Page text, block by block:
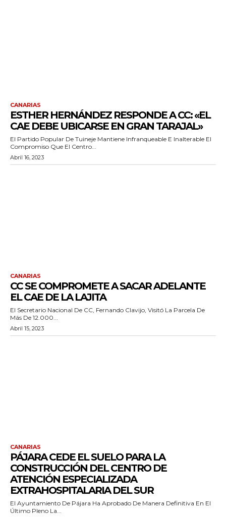
CANARIAS
ESTHER HERNÁNDEZ RESPONDE A CC: «EL
CAE DEBE UBICARSE EN GRAN TARAJAL»
El Partido Popular De Tuineje Mantiene Infranqueable E Inalterable El
Compromiso Que El Centro...
Abril 16, 2023
CANARIAS
CC SE COMPROMETE A SACAR ADELANTE
EL CAE DE LA LAJITA
El Secretario Nacional De CC, Fernando Clavijo, Visitó La Parcela De
Más De 12.000...
Abril 15, 2023
CANARIAS
PÁJARA CEDE EL SUELO PARA LA
CONSTRUCCIÓN DEL CENTRO DE
ATENCIÓN ESPECIALIZADA
EXTRAHOSPITALARIA DEL SUR
El Ayuntamiento De Pájara Ha Aprobado De Manera Definitiva En El
Último Pleno La...